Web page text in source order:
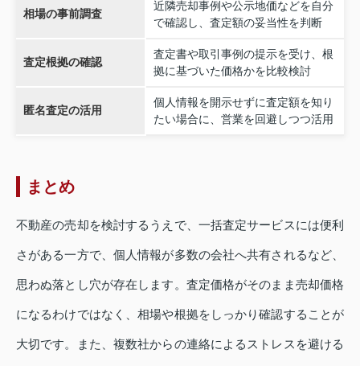
相場の事前調査
近隣売却事例や公示地価などを自分
で確認し、査定額の妥当性を判断
査定根拠の確認
査定書や取引事例の提示を受け、根
拠に基づいた価格かを比較検討
匿名査定の活用
個人情報を開示せずに査定額を知り
たい場合に、営業を回避しつつ活用
まとめ
不動産の売却を検討するうえで、一括査定サービスには便利
さがある一方で、個人情報が多数の会社へ共有されるなど、
思わぬ落とし穴が存在します。査定価格がそのまま売却価格
になるわけではなく、相場や根拠をしっかり確認することが
大切です。また、複数社からの連絡によるストレスを避ける